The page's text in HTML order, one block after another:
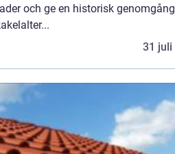
och ge en historisk
31 juli